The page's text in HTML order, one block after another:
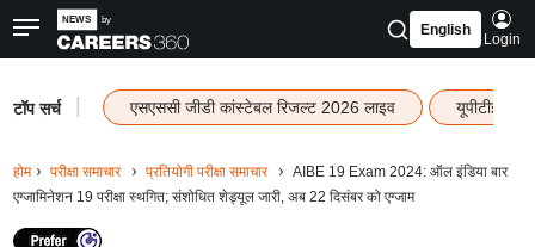
English
Login
टॉप सर्च एसएससी जीडी कांस्टेबल रिजल्ट 2026 लाइव यूपीटीईटी
होम परीक्षा समाचार प्रतियोगी परीक्षा समाचार
AIBE 19 Exam 2024: ऑल इंडिया बार
एग्जामिनेशन 19 परीक्षा स्थगित; संशोधित शेड्यूल जारी, अब 22 दिसंबर को एग्जाम